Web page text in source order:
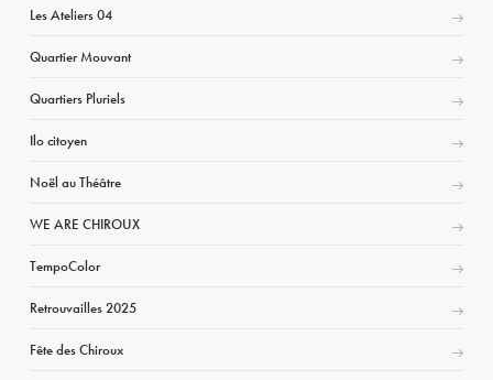
Les Ateliers 04
Quartier Mouvant
Quartiers Pluriels
Ilo citoyen
Noël au Théâtre
WE ARE CHIROUX
TempoColor
Retrouvailles 2025
Fête des Chiroux